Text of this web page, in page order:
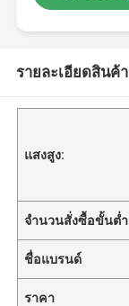
รายละเอียดสินค้า
แสงสูง:
จำนวนสั่งซื้อขั้นต่ำ
ชื่อแบรนด์
ราคา